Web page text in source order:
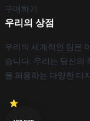
구매하기
우리의 상점
우리의 세계적인 팀은
습니다. 우리는 당신의
을 허용하는 다양한 디